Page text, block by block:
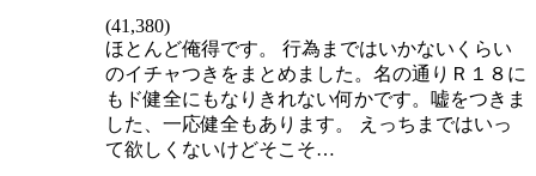
(41,380)
ほとんど俺得です。 行為まではいかないくらい
のイチャつきをまとめました。名の通りＲ１８に
もド健全にもなりきれない何かです。嘘をつきま
した、一応健全もあります。 えっちまではいっ
て欲しくないけどそこそ…